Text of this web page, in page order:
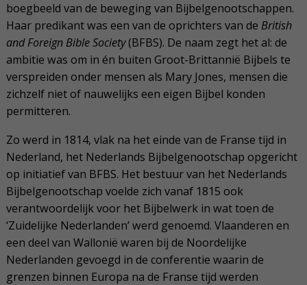
boegbeeld van de beweging van Bijbelgenootschappen.
Haar predikant was een van de oprichters van de British
and Foreign Bible Society(BFBS). De naam zegt het al: de
ambitie was om in én buiten Groot-Brittannië Bijbels te
verspreiden onder mensen als Mary Jones, mensen die
zichzelf niet of nauwelijks een eigen Bijbel konden
permitteren.
Zo werd in 1814, vlak na het einde van de Franse tijd in
Nederland, het Nederlands Bijbelgenootschap opgericht
op initiatief van BFBS. Het bestuur van het Nederlands
Bijbelgenootschap voelde zich vanaf 1815 ook
verantwoordelijk voor het Bijbelwerk in wat toen de
‘Zuidelijke Nederlanden’ werd genoemd. Vlaanderen en
een deel van Wallonië waren bij de Noordelijke
Nederlanden gevoegd in de conferentie waarin de
grenzen binnen Europa na de Franse tijd werden